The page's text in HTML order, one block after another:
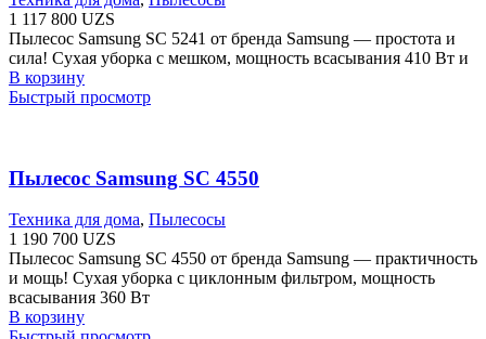
1 117 800 UZS
Пылесос Samsung SC 5241 от бренда Samsung — простота и
сила! Сухая уборка с мешком, мощность всасывания 410 Вт и
В корзину
Быстрый просмотр
Пылесос Samsung SC 4550
Техника для дома, Пылесосы
1 190 700 UZS
Пылесос Samsung SC 4550 от бренда Samsung — практичность
и мощь! Сухая уборка с циклонным фильтром, мощность
всасывания 360 Вт
В корзину